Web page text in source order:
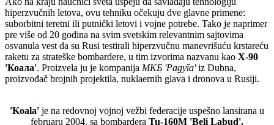
hiperzvučnih letova, ovu tehniku očekuju dve glavne primene:
suborbitni teretni ili putnički letovi i vojne potrebe. Tako je naprimer
pre više od 20 godina na svim svetskim relevantnim sajtovima
osvanula vest da su Rusi testirali hiperzvučnu manevrišuću krstareću
raketu za strateške bombardere, u tim izvorima nazvanu kao X-90
'Коала'. Proizvela ju je kompanija МКБ 'Радуга'iz Dubna,
proizvođač brojnih projektila, nuklaernih glava i dronova u Rusiji.
'Koala' je na redovnoj vojnoj vežbi federacije uspešno lansirana u
februaru 2004. sa bombardera Tu-160M 'Beli Labud'.